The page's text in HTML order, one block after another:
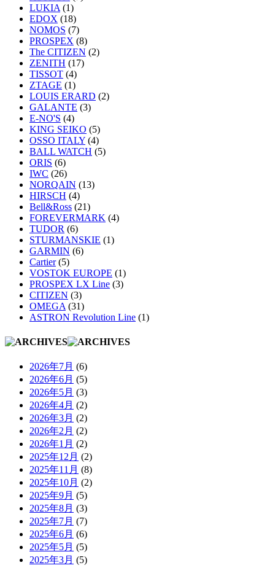
LUKIA (1)
EDOX (18)
NOMOS (7)
PROSPEX (8)
The CITIZEN (2)
ZENITH (17)
TISSOT (4)
ZTAGE (1)
LOUIS ERARD (2)
GALANTE (3)
E-NO'S (4)
KING SEIKO (5)
OSSO ITALY (4)
BALL WATCH (5)
ORIS (6)
IWC (26)
NORQAIN (13)
HIRSCH (4)
Bell&Ross (21)
FOREVERMARK (4)
TUDOR (6)
STURMANSKIE (1)
GARMIN (6)
Cartier(5)
VOSTOK EUROPE (1)
PROSPEX LX Line (3)
CITIZEN (3)
OMEGA (31)
ASTRON Revolution Line (1)
2026年7月 (6)
2026年6月 (5)
2026年5月 (3)
2026年4月 (2)
2026年3月 (2)
2026年2月 (2)
2026年1月 (2)
2025年12月 (2)
2025年11月 (8)
2025年10月 (2)
2025年9月 (5)
2025年8月 (3)
2025年7月 (7)
2025年6月 (6)
2025年5月 (5)
2025年3月 (5)